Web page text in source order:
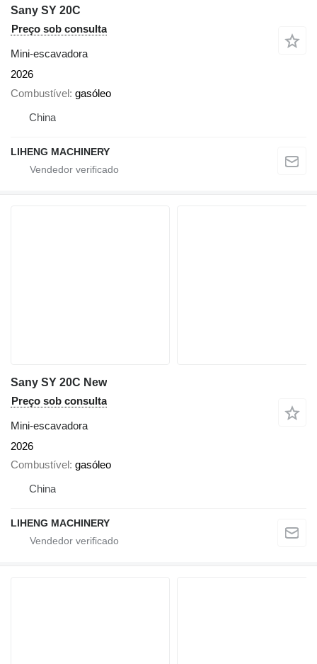
Sany SY 20C
Preço sob consulta
Mini-escavadora
2026
Combustível gasóleo
China
LIHENG MACHINERY
Sany SY 20C New
Preço sob consulta
Mini-escavadora
2026
Combustível gasóleo
China
LIHENG MACHINERY